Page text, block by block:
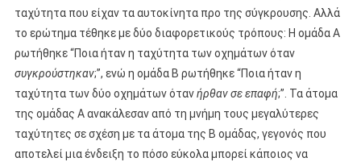
ταχύτητα που είχαν τα αυτοκίνητα προ της σύγκρουσης. Αλλά
το ερώτημα τέθηκε με δύο διαφορετικούς τρόπους: Η ομάδα Α
ρωτήθηκε “Ποια ήταν η ταχύτητα των οχημάτων όταν
συγκρούστηκαν;”, ενώ η ομάδα Β ρωτήθηκε “Ποια ήταν η
ταχύτητα των δύο οχημάτων ότανήρθαν σε επαφή;”. Τα άτομα
της ομάδας Α ανακάλεσαν από τη μνήμη τους μεγαλύτερες
ταχύτητες σε σχέση με τα άτομα της Β ομάδας, γεγονός που
αποτελεί μια ένδειξη το πόσο εύκολα μπορεί κάποιος να